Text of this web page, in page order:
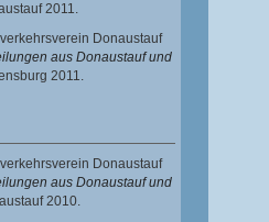
2011.
Donaustauf
aus Donaustauf und
2011.
Donaustauf
aus Donaustauf und
2010.